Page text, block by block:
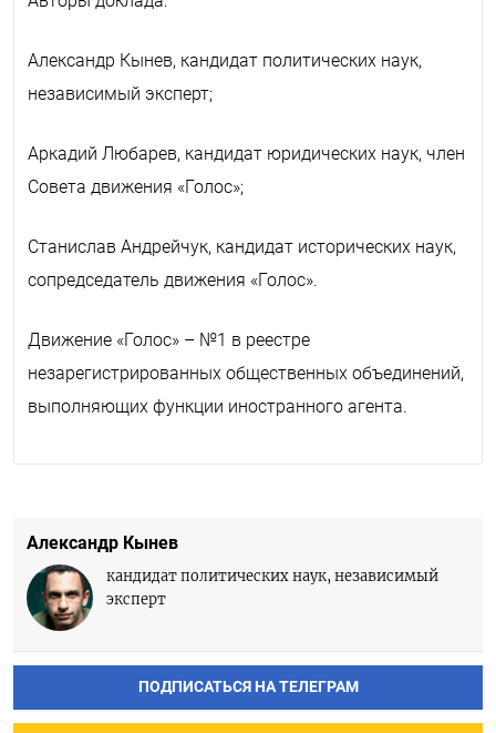
Александр Кынев, кандидат политических наук,
независимый эксперт;
Аркадий Любарев, кандидат юридических наук, член
Совета движения «Голос»;
Станислав Андрейчук, кандидат исторических наук,
сопредседатель движения «Голос».
Движение «Голос» – №1 в реестре
незарегистрированных общественных объединений,
выполняющих функции иностранного агента.
Александр Кынев
кандидат политических наук, независимый
эксперт
ПОДПИСАТЬСЯ НА ТЕЛЕГРАМ